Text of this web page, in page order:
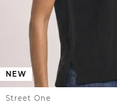
NEW
Street One